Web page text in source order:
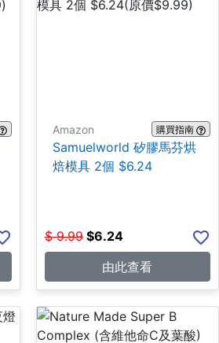
Amazon 購買指南
Samuelworld 矽膠馬芬烘
焙模具 2個 $6.24
$ 9.99 $6.24
由此查看